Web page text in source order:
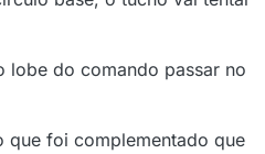
lobe do comando passar no
que foi complementado que